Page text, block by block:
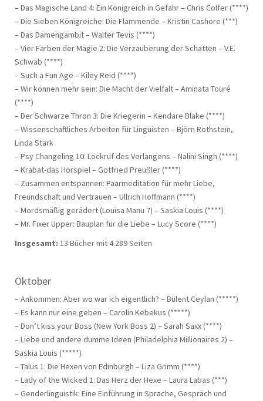
– Das Magische Land 4: Ein Königreich in Gefahr – Chris Colfer (****)
– Die Sieben Königreiche: Die Flammende – Kristin Cashore (***)
– Das Damengambit – Walter Tevis (****)
– Vier Farben der Magie 2: Die Verzauberung der Schatten – V.E.
Schwab (****)
– Such a Fun Age – Kiley Reid (****)
– Wir können mehr sein: Die Macht der Vielfalt – Aminata Touré
(****)
– Der Schwarze Thron 3: Die Kriegerin – Kendare Blake (****)
– Wissenschaftliches Arbeiten für Linguisten – Björn Rothstein,
Linda Stark
– Psy Changeling 10: Lockruf des Verlangens – Nalini Singh (****)
– Krabat-das Hörspiel – Gotfried Preußler (****)
– Zusammen entspannen: Paarmeditation für mehr Liebe,
Freundschaft und Vertrauen – Ullrich Hoffmann (****)
– Mordsmäßig gerädert (Louisa Manu 7) – Saskia Louis (****)
– Mr. Fixer Upper: Bauplan für die Liebe – Lucy Score (****)
Insgesamt: 13 Bücher mit 4.289 Seiten
Oktober
– Ankommen: Aber wo war ich eigentlich? – Bülent Ceylan (*****)
– Es kann nur eine geben – Carolin Kebekus (*****)
– Don’t kiss your Boss (New York Boss 2) – Sarah Saxx (****)
– Liebe und andere dumme Ideen (Philadelphia Millionaires 2) –
Saskia Louis (*****)
– Talus 1: Die Hexen von Edinburgh – Liza Grimm (****)
– Lady of the Wicked 1: Das Herz der Hexe – Laura Labas (***)
– Genderlinguistik: Eine Einführung in Sprache, Gespräch und